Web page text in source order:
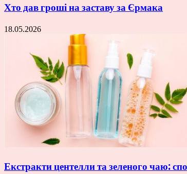
Хто дав гроші на заставу за Єрмака
18.05.2026
Екстракти центелли та зеленого чаю: